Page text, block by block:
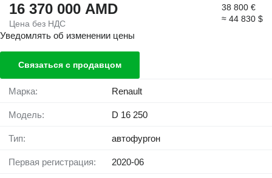
16 370 000 AMD
Цена без НДС
38 800 €
≈ 44 830 $
Уведомлять об изменении цены
Связаться с продавцом
Марка: Renault
Модель: D 16 250
Тип: автофургон
Первая регистрация: 2020-06